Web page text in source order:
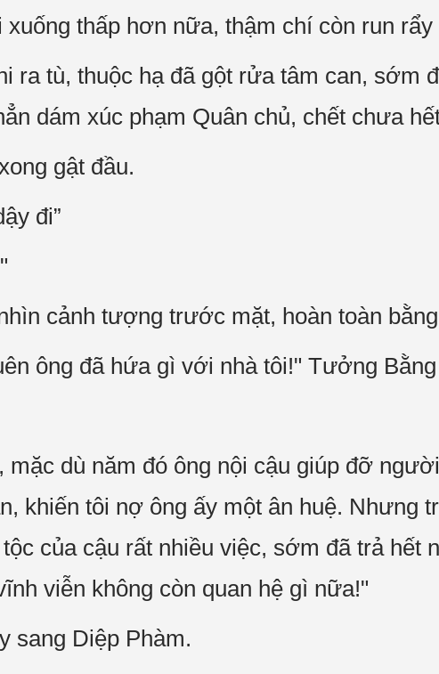
thấp hơn nữa, thậm chí còn run rẩy
ra tù, thuộc hạ đã gột rửa tâm can, sớm
dám xúc phạm Quân chủ, chết chưa
gật đầu.
đi”
cảnh tượng trước mặt, hoàn toàn
ông đã hứa gì với nhà tôi!" Tưởng
dù năm đó ông nội cậu giúp đỡ
khiến tôi nợ ông ấy một ân huệ. Nhưng
của cậu rất nhiều việc, sớm đã trả hết
viễn không còn quan hệ gì nữa!"
sang Diệp Phàm.